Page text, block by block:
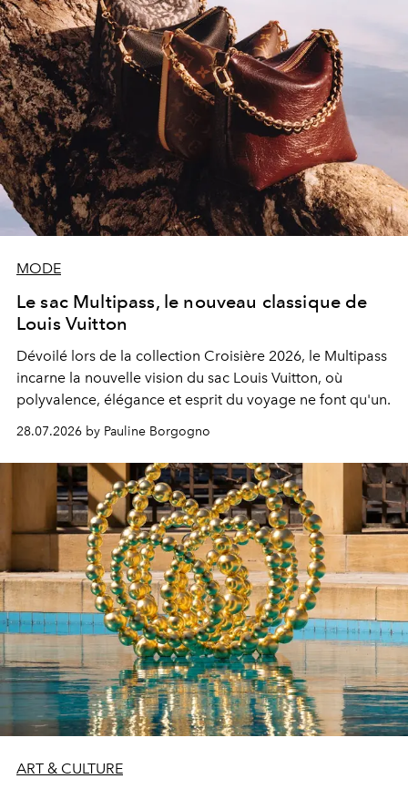
MODE
Le sac Multipass, le nouveau classique de
Louis Vuitton
Dévoilé lors de la collection Croisière 2026, le Multipass
incarne la nouvelle vision du sac Louis Vuitton, où
polyvalence, élégance et esprit du voyage ne font qu'un.
28.07.2026 by Pauline Borgogno
ART & CULTURE